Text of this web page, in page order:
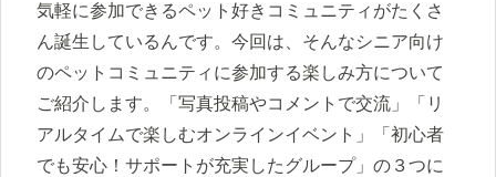
気軽に参加できるペット好きコミュニティがたくさ
ん誕生しているんです。今回は、そんなシニア向け
のペットコミュニティに参加する楽しみ方について
ご紹介します。「写真投稿やコメントで交流」「リ
アルタイムで楽しむオンラインイベント」「初心者
でも安心！サポートが充実したグループ」の３つに